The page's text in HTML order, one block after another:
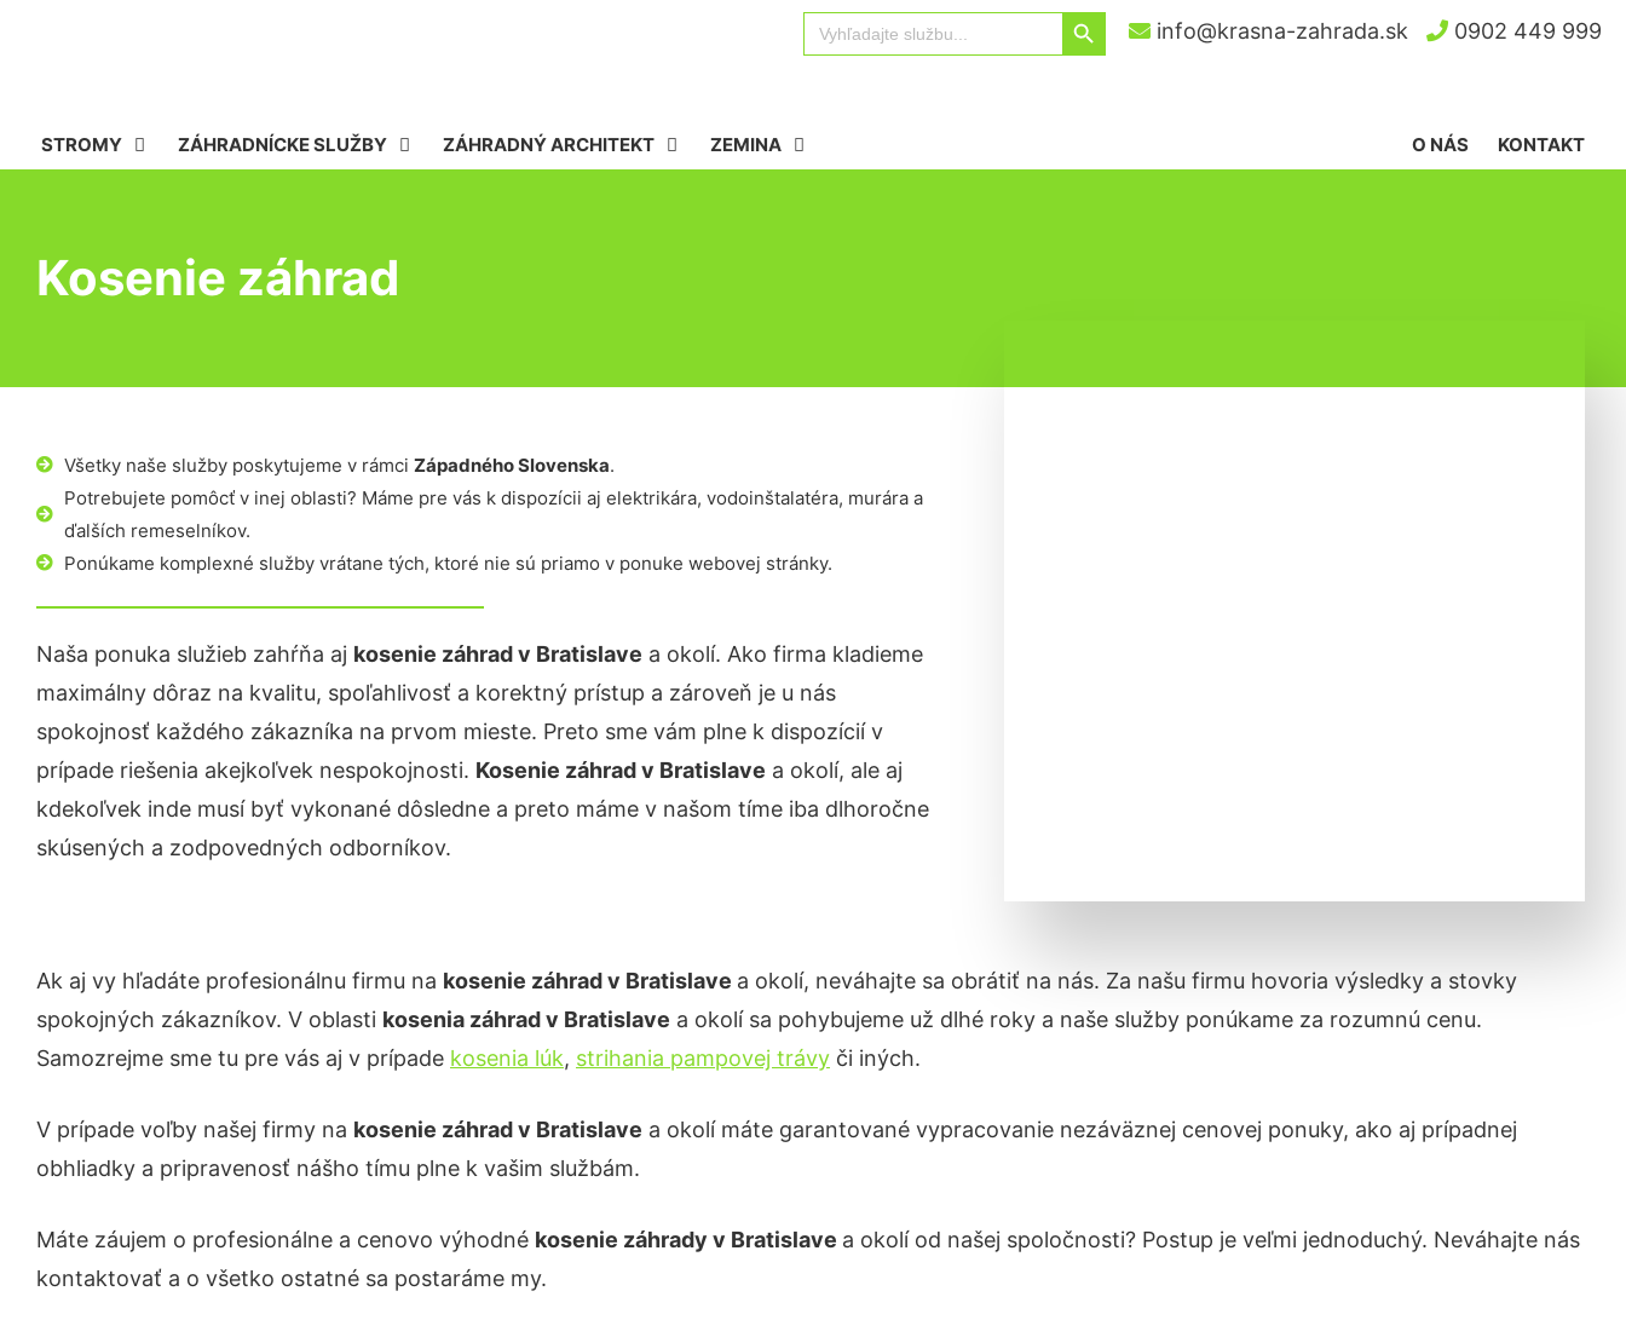
Search
for:
Search Button
info@krasna-zahrada.sk 0902 449 999
STROMY ZÁHRADNÍCKE SLUŽBY ZÁHRADNÝ ARCHITEKT ZEMINA KONTAKT
O NÁS
Kosenie záhrad
Všetky naše služby poskytujeme v rámci Západného Slovenska.
Potrebujete pomôcť v inej oblasti? Máme pre vás k dispozícii aj elektrikára, vodoinštalatéra, murára a
ďalších remeselníkov.
Ponúkame komplexné služby vrátane tých, ktoré nie sú priamo v ponuke webovej stránky.
Naša ponuka služieb zahŕňa aj kosenie záhradv Bratislave a okolí. Ako firma kladieme
maximálny dôraz na kvalitu, spoľahlivosť a korektný prístup a zároveň je u nás
spokojnosť každého zákazníka na prvom mieste. Preto sme vám plne k dispozícií v
prípade riešenia akejkoľvek nespokojnosti. Kosenie záhradv Bratislave a okolí, ale aj
kdekoľvek inde musí byť vykonané dôsledne a preto máme v našom tíme iba dlhoročne
skúsených a zodpovedných odborníkov.
Ak aj vy hľadáte profesionálnu firmu na kosenie záhrad v Bratislave a okolí, neváhajte sa obrátiť na nás. Za našu firmu hovoria výsledky a stovky
spokojných zákazníkov. V oblasti kosenia záhradv Bratislave a okolí sa pohybujeme už dlhé roky a naše služby ponúkame za rozumnú cenu.
Samozrejme sme tu pre vás aj v prípade kosenia lúk, strihania pampovej trávy či iných.
V prípade voľby našej firmy na kosenie záhradv Bratislave a okolí máte garantované vypracovanie nezáväznej cenovej ponuky, ako aj prípadnej
obhliadky a pripravenosť nášho tímu plne k vašim službám.
Máte záujem o profesionálne a cenovo výhodné kosenie záhrady v Bratislave a okolí od našej spoločnosti? Postup je veľmi jednoduchý. Neváhajte nás
kontaktovať a o všetko ostatné sa postaráme my.